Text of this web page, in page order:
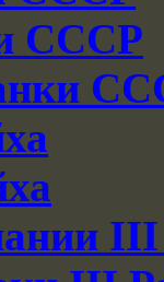
СССР
III